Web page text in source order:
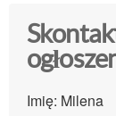
Imię: Milena